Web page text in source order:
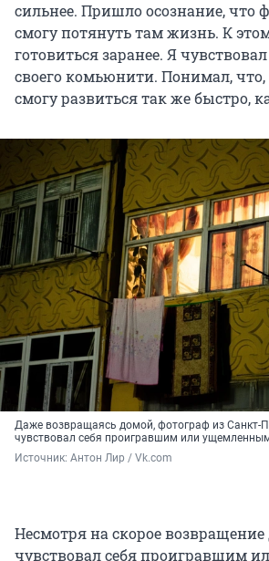
сильнее. Пришло осознание, что
смогу потянуть там жизнь. К
готовиться заранее. Я
своего комьюнити. Понимал, что,
смогу развиться так же быстро,
Даже возвращаясь домой, фотограф из Санкт-
чувствовал себя проигравшим или
Источник: Антон Лир / Vk.com
Несмотря на скорое
чувствовал себя проигравшим